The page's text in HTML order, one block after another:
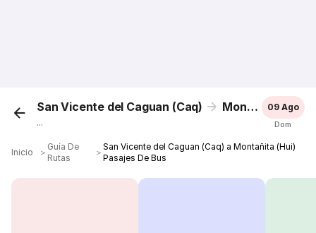
San Vicente del Caguan (Caq) Montañita (Hui)
...
09 Ago
Dom
Inicio ＞
Guía De
Rutas
＞
San Vicente del Caguan (Caq) a Montañita (Hui)
Pasajes De Bus